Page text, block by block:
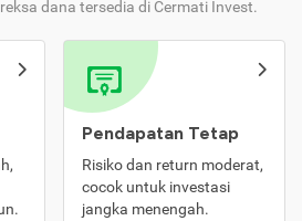
dana tersedia di Cermati Invest.
Pendapatan Tetap
Risiko dan return moderat,
cocok untuk investasi
jangka menengah.